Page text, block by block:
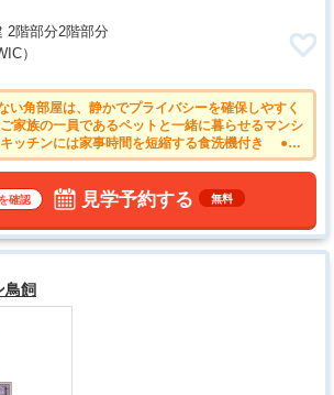
2階部分2階部分
）
い角部屋は、静かでプライバシーを確保しやすく
族の一員であるペットと一緒に暮らせるマンシ
ッチンには家事時間を短縮する食洗機付き ●ウ
トは、お洋服等がたくさん収納できて便利です ●
確認 見学予約する 無料
鳥飼